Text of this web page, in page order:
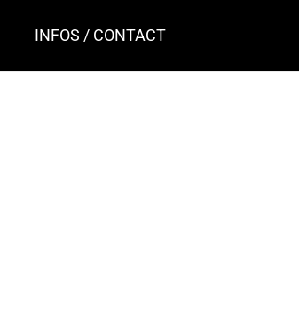
INFOS / CONTACT